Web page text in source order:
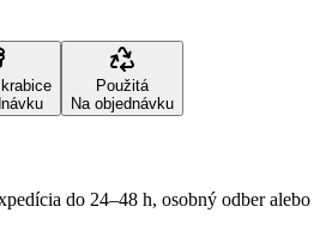
Použitá
Na objednávku
do 24–48 h, osobný odber alebo